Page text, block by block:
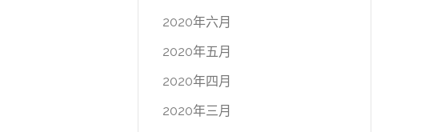
2020年六月
2020年五月
2020年四月
2020年三月